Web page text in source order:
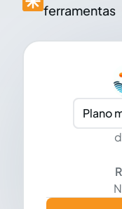
ferramentas
Plano